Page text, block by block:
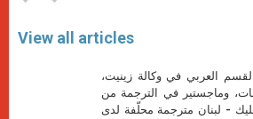
View all articles
العربي في وكالة زينيت،
وماجستير في الترجمة من
- لبنان مترجمة محلّفة لدى